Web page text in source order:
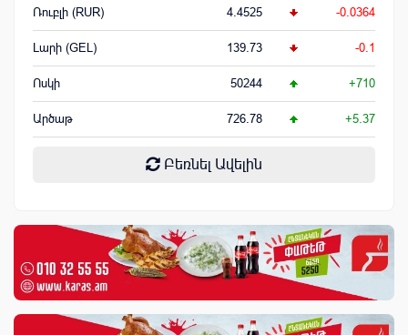
Ռուբլի (RUR) 4.4525 -0.0364
Լարի (GEL) 139.73 -0.1
Ոսկի 50244 +710
Արծաթ 726.78 +5.37
Բեռնել Ավելին